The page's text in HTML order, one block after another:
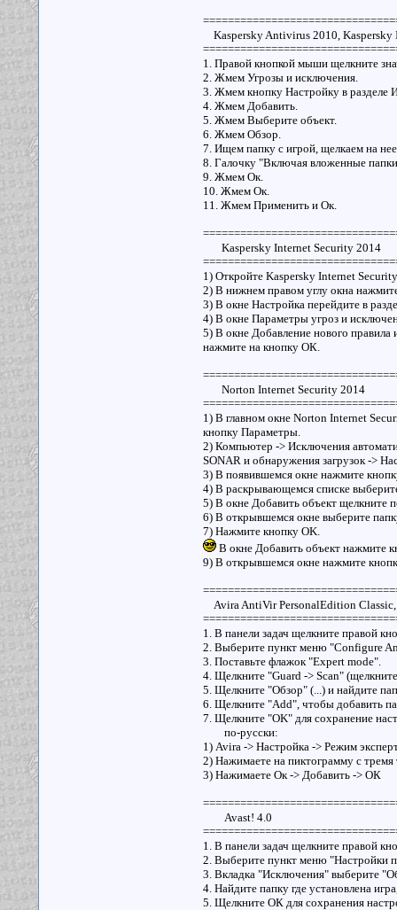
Kaspersky Antivirus 2010, Kaspersky
1. Правой кнопкой мыши щелкните
2. Жмем Угрозы и исключения.
3. Жмем кнопку Настройку в разделе
4. Жмем Добавить.
5. Жмем Выберите объект.
6. Жмем Обзор.
7. Ищем папку с игрой, щелкаем на
8. Галочку "Включая вложенные
9. Жмем Ок.
10. Жмем Ок.
11. Жмем Применить и Ок.
Kaspersky Internet Security 2014
1) Откройте Kaspersky Internet
2) В нижнем правом углу окна
3) В окне Настройка перейдите в
4) В окне Параметры угроз и
5) В окне Добавление нового
нажмите на кнопку ОК.
Norton Internet Security 2014
1) В главном окне Norton Internet
кнопку Параметры.
2) Компьютер -> Исключения
SONAR и обнаружения загрузок ->
3) В появившемся окне нажмите
4) В раскрывающемся списке
5) В окне Добавить объект щелкните
6) В открывшемся окне выберите
7) Нажмите кнопку OK.
В окне Добавить объект нажмите
9) В открывшемся окне нажмите
Avira AntiVir PersonalEdition
1. В панели задач щелкните правой
2. Выберите пункт меню "Configure
3. Поставьте флажок "Expert mode".
4. Щелкните "Guard -> Scan"
5. Щелкните "Обзор" (...) и найдите
6. Щелкните "Add", чтобы добавить
7. Щелкните "OK" для сохранение
по-русски:
1) Avira -> Настройка -> Режим
2) Нажимаете на пиктограмму с
3) Нажимаете Ок -> Добавить -> ОК
Avast! 4.0
1. В панели задач щелкните правой
2. Выберите пункт меню "Настройки
3. Вкладка "Исключения" выберите
4. Найдите папку где установлена
5. Щелкните ОК для сохранения